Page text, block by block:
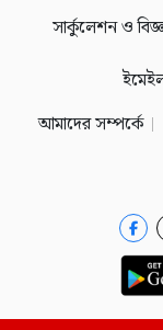
সার্কুলেশন ও
আমাদের সম্পর্কে